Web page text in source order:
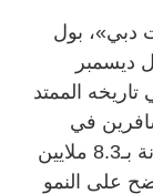
دبي»، بول
ديسمبر
الممتد
في
المطار إلى نحو 8.8 ملايين مسافر، مقارنة بـ8.3 ملايين
مؤشر واضح على النمو